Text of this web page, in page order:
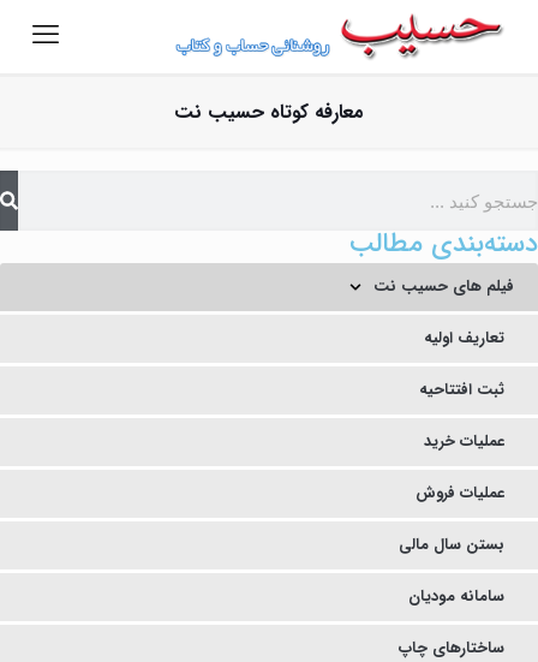
معارفه کوتاه حسیب نت
دسته‌بندی مطالب
فیلم های حسیب نت
تعاریف اولیه
ثبت افتتاحیه
عملیات خرید
عملیات فروش
بستن سال مالی
سامانه مودیان
ساختارهای چاپ